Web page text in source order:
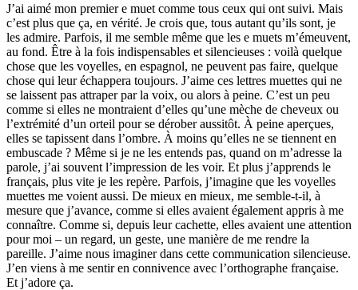
J’ai aimé mon premier e muet comme tous ceux qui ont suivi. Mais
c’est plus que ça, en vérité. Je crois que, tous autant qu’ils sont, je
les admire. Parfois, il me semble même que les e muets m’émeuvent,
au fond. Être à la fois indispensables et silencieuses : voilà quelque
chose que les voyelles, en espagnol, ne peuvent pas faire, quelque
chose qui leur échappera toujours. J’aime ces lettres muettes qui ne
se laissent pas attraper par la voix, ou alors à peine. C’est un peu
comme si elles ne montraient d’elles qu’une mèche de cheveux ou
l’extrémité d’un orteil pour se dérober aussitôt. À peine aperçues,
elles se tapissent dans l’ombre. À moins qu’elles ne se tiennent en
embuscade ? Même si je ne les entends pas, quand on m’adresse la
parole, j’ai souvent l’impression de les voir. Et plus j’apprends le
français, plus vite je les repère. Parfois, j’imagine que les voyelles
muettes me voient aussi. De mieux en mieux, me semble-t-il, à
mesure que j’avance, comme si elles avaient également appris à me
connaître. Comme si, depuis leur cachette, elles avaient une attention
pour moi – un regard, un geste, une manière de me rendre la
pareille. J’aime nous imaginer dans cette communication silencieuse.
J’en viens à me sentir en connivence avec l’orthographe française.
Et j’adore ça.